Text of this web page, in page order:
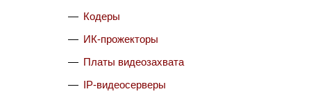
Кодеры
ИК-прожекторы
Платы видеозахвата
IP-видеосерверы